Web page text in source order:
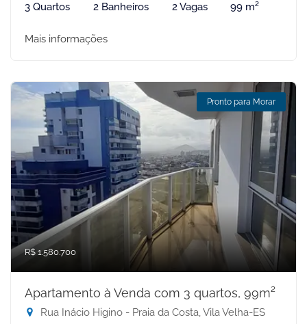
3 Quartos 2 Banheiros 2 Vagas 99 m²
Mais informações
Pronto para Morar
R$ 1.580.700
Apartamento à Venda com 3 quartos, 99m²
Rua Inácio Higino - Praia da Costa, Vila Velha-ES